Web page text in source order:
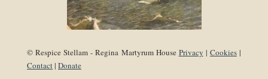
© Respice Stellam - Regina Martyrum House Privacy | Cookies|
Contact| Donate